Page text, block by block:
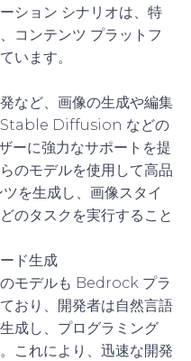
ション シナリオは、特
コンテンツ プラットフ
います。
など、画像の生成や編集
Stable Diffusion などの
ーに強力なサポートを提
のモデルを使用して高品
を生成し、画像スタイ
のタスクを実行すること
ド生成
モデルも Bedrock プラ
おり、開発者は自然言語
成し、プログラミング
これにより、迅速な開発